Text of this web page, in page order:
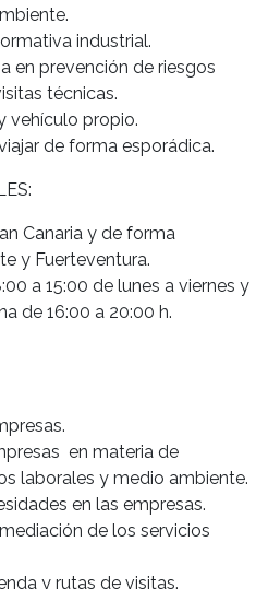
industrial.
en prevención de riesgos
técnicas.
vehículo propio.
de forma esporádica.
Canaria y de forma
y Fuerteventura.
a 15:00 de lunes a viernes y
de 16:00 a 20:00 h.
en materia de
laborales y medio ambiente.
en las empresas.
de los servicios
y rutas de visitas.